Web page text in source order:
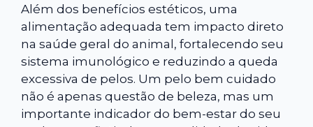
Além dos benefícios estéticos, uma
alimentação adequada tem impacto direto
na saúde geral do animal, fortalecendo seu
sistema imunológico e reduzindo a queda
excessiva de pelos. Um pelo bem cuidado
não é apenas questão de beleza, mas um
importante indicador do bem-estar do seu